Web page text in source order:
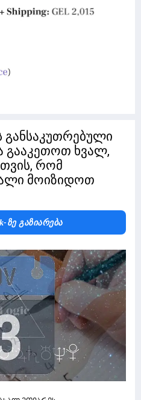
განსაკუთრებული
გააკეთოთ ხვალ,
რომ
მოიზიდოთ
Ზე Გაზიარება